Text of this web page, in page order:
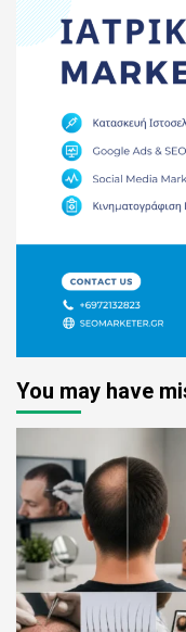
You may have